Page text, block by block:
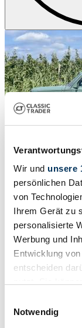
Wir und unsere
persönlichen
von
Ihrem Gerät zu
personalisierte
Werbung und
Entwicklung
entscheiden
Trigger Symbol
Notwendig